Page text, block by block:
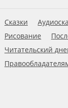
Сказки
Рисование
Читательский